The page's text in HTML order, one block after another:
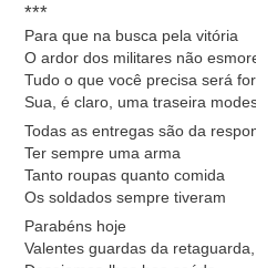
***
Para que na busca pela vitória
O ardor dos militares não
Tudo o que você precisa será
Sua, é claro, uma traseira
Todas as entregas são da
Ter sempre uma arma
Tanto roupas quanto comida
Os soldados sempre tiveram
Parabéns hoje
Valentes guardas da retaguarda,